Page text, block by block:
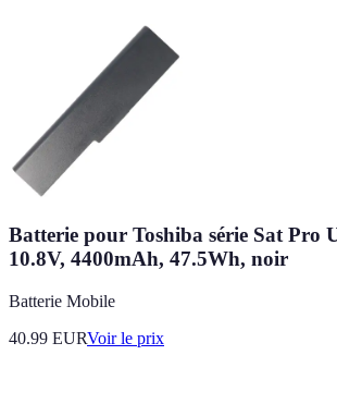
Batterie pour Toshiba série Sat Pro
10.8V, 4400mAh, 47.5Wh, noir
Batterie Mobile
40.99 EURVoir le prix